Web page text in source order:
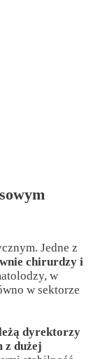
Jedne z
chirurdzy i
w
w sektorze
dyrektorzy
z dużej